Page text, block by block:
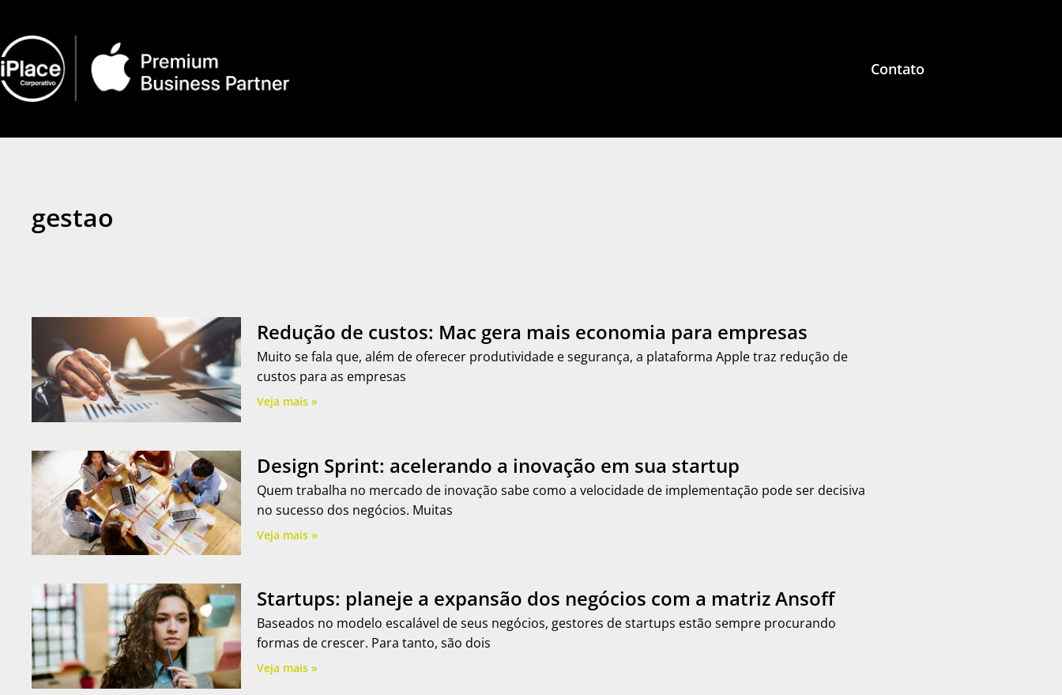
Contato
gestao
Redução de custos: Mac gera mais economia para empresas
Muito se fala que, além de oferecer produtividade e segurança, a plataforma Apple traz redução de
custos para as empresas
Veja mais »
Design Sprint: acelerando a inovação em sua startup
Quem trabalha no mercado de inovação sabe como a velocidade de implementação pode ser decisiva
no sucesso dos negócios. Muitas
Veja mais »
Startups: planeje a expansão dos negócios com a matriz Ansoff
Baseados no modelo escalável de seus negócios, gestores de startups estão sempre procurando
formas de crescer. Para tanto, são dois
Veja mais »